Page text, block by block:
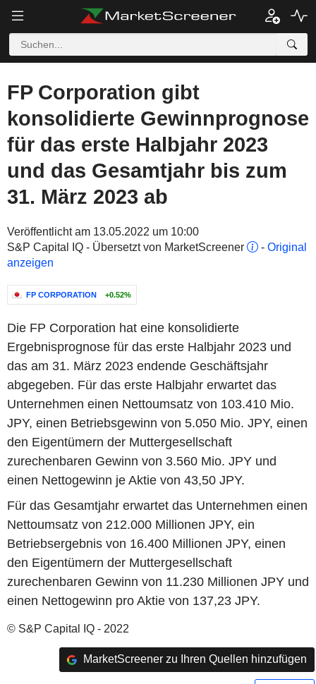
FP Corporation gibt
konsolidierte Gewinnprognose
für das erste Halbjahr 2023
und das Gesamtjahr bis zum
31. März 2023 ab
Veröffentlicht am 13.05.2022 um 10:00
S&P Capital IQ - Übersetzt von MarketScreener
- Original
anzeigen
FP CORPORATION +0.52%
Die FP Corporation hat eine konsolidierte
Ergebnisprognose für das erste Halbjahr 2023 und
das am 31. März 2023 endende Geschäftsjahr
abgegeben. Für das erste Halbjahr erwartet das
Unternehmen einen Nettoumsatz von 103.410 Mio.
JPY, einen Betriebsgewinn von 5.050 Mio. JPY, einen
den Eigentümern der Muttergesellschaft
zurechenbaren Gewinn von 3.560 Mio. JPY und
einen Nettogewinn je Aktie von 43,50 JPY.
Für das Gesamtjahr erwartet das Unternehmen einen
Nettoumsatz von 212.000 Millionen JPY, ein
Betriebsergebnis von 16.400 Millionen JPY, einen
den Eigentümern der Muttergesellschaft
zurechenbaren Gewinn von 11.230 Millionen JPY und
einen Nettogewinn pro Aktie von 137,23 JPY.
© S&P Capital IQ - 2022
MarketScreener zu Ihren Quellen hinzufügen